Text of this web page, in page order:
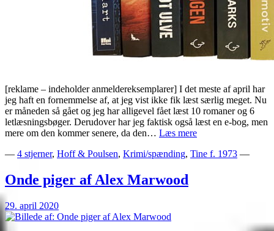
[reklame – indeholder anmeldereksemplarer] I det meste af april har
jeg haft en fornemmelse af, at jeg vist ikke fik læst særlig meget. Nu
er måneden så gået og jeg har alligevel fået læst 10 romaner og 6
letlæsningsbøger. Derudover har jeg faktisk også læst en e-bog, men
mere om den kommer senere, da den… Læs mereBøger
i
— 4 stjerner, Hoff & Poulsen, Krimi/spænding, Tine f. 1973 —
Onde piger af Alex Marwood
29. april 2020